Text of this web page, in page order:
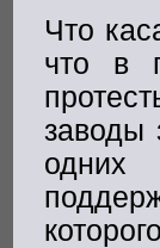
Что
что в
заводы
одних